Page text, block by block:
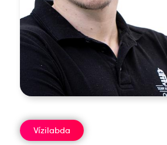
Vízilabda